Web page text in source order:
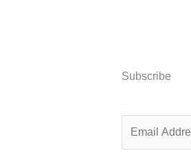
Subscribe